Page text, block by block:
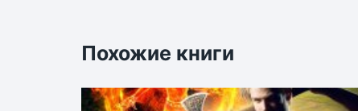
Похожие книги